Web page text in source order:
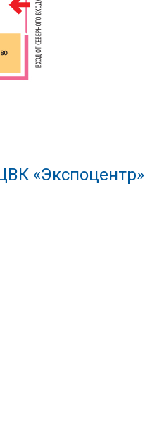
«Экспоцентр»